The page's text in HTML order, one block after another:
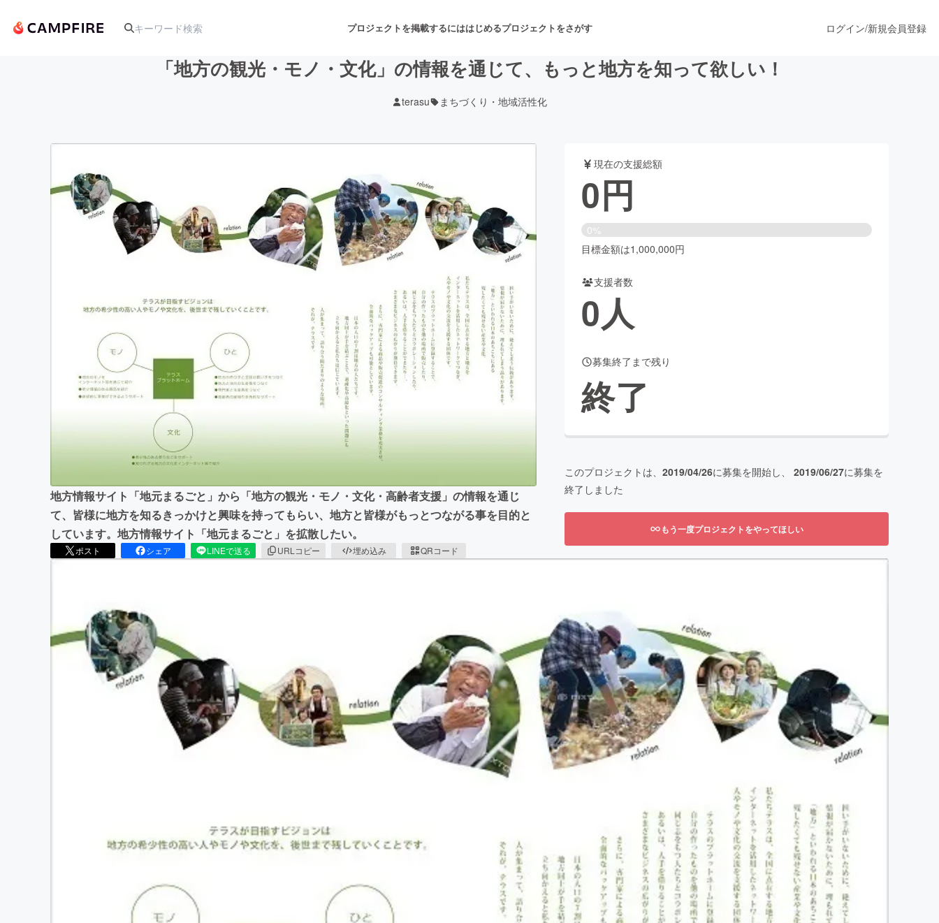
プロジェクトを掲載するにははじめるプロジェクトをさがす
舞台・パフォーマンス
テクノロジー・ガジェット ゲーム・サービス開発
映像・映画 書籍・雑誌出版 アニメ・漫画
ビューティー・ヘルスケア
CAMPFIRE for Social Good
CAMPFIRE Creation
CAMPFIREふるさと納税
machi-ya
ログイン/新規会員登録
「地方の観光・モノ・文化」の情報を通じて、もっと地方を知って欲しい！
terasu まちづくり・地域活性化
地方情報サイト「地元まるごと」から「地方の観光・モノ・文化・高齢者支援」の情報を通じ
て、皆様に地方を知るきっかけと興味を持ってもらい、地方と皆様がもっとつながる事を目的と
しています。地方情報サイト「地元まるごと」を拡散したい。
ポスト シェア LINEで送る URLコピー 埋め込み QRコード
現在の支援総額
0円
0%
目標金額は1,000,000円
支援者数
0人
募集終了まで残り
終了
このプロジェクトは、 2019/04/26に募集を開始し、 2019/06/27に募集を
終了しました
もう一度プロジェクトをやってほしい